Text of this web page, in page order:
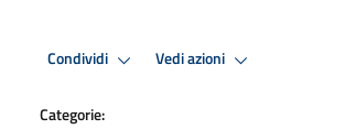
Condividi Vedi azioni
Categorie: